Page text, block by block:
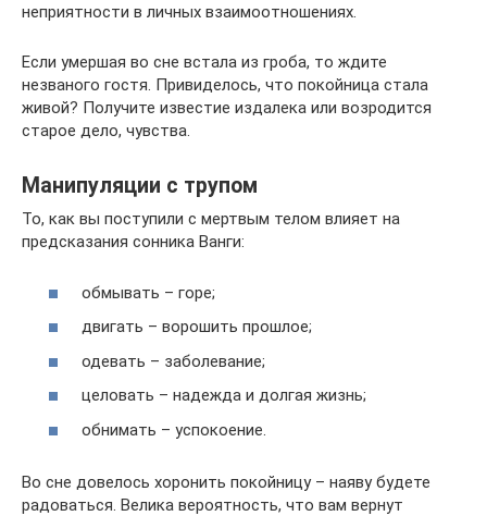
неприятности в личных взаимоотношениях.
Если умершая во сне встала из гроба, то ждите
незваного гостя. Привиделось, что покойница стала
живой? Получите известие издалека или возродится
старое дело, чувства.
Манипуляции с трупом
То, как вы поступили с мертвым телом влияет на
предсказания сонника Ванги:
обмывать – горе;
двигать – ворошить прошлое;
одевать – заболевание;
целовать – надежда и долгая жизнь;
обнимать – успокоение.
Во сне довелось хоронить покойницу – наяву будете
радоваться. Велика вероятность, что вам вернут